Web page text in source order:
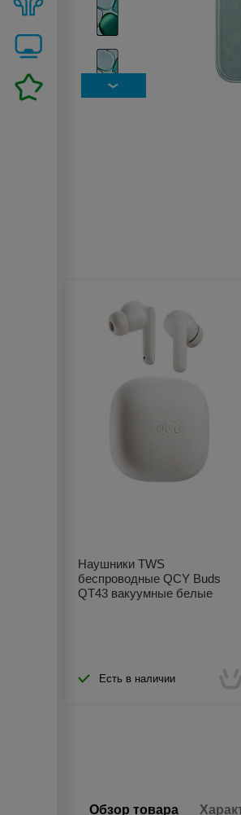
Наушники TWS
беспроводные QCY Buds
QT43 вакуумные белые
Есть в наличии
Обзор товара